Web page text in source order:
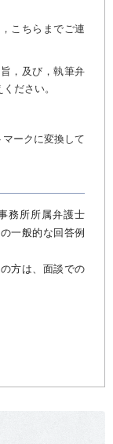
こちらまでご連
，及び，執筆弁
ださい。
ークに変換して
務所所属弁護士
一般的な回答例
方は、面談での